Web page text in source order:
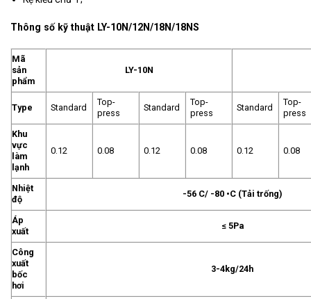
Thông số kỹ thuật LY-10N/12N/18N/18NS
Mã
sản
phẩm
LY-10N
Type Standard
Top-
press
Standard
Top-
press
Standard
Top-
press
Khu
vực
làm
lạnh
0.12 0.08 0.12 0.08 0.12 0.08
Nhiệt
độ
-56 C/ -80 •C (Tải trống)
Áp
xuất
≤ 5Pa
Công
xuất
bốc
hơi
3-4kg/24h